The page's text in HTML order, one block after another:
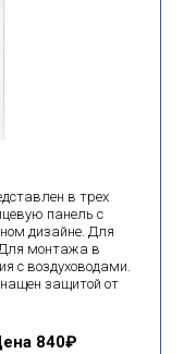
в трех
панель с
дизайне. Для
монтажа в
с воздуховодами.
защитой от
840₽